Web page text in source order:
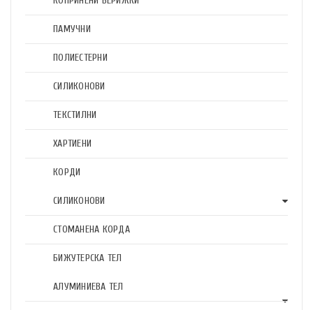
ПАМУЧНИ
ПОЛИЕСТЕРНИ
СИЛИКОНОВИ
ТЕКСТИЛНИ
ХАРТИЕНИ
КОРДИ
СИЛИКОНОВИ
СТОМАНЕНА КОРДА
БИЖУТЕРСКА ТЕЛ
АЛУМИНИЕВА ТЕЛ